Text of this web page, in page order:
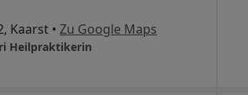
Kaarst • Zu Google Maps
Heilpraktikerin